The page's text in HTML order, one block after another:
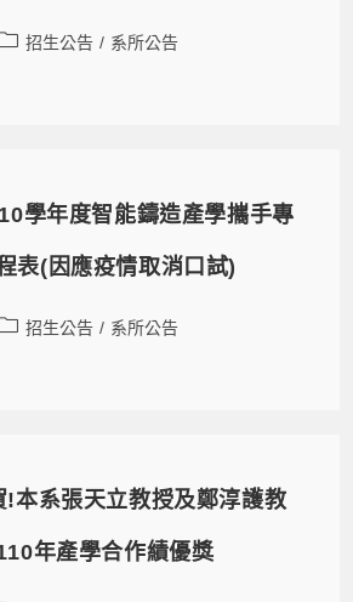
招生公告 / 系所公告
學年度智能鑄造產學攜手專
表(因應疫情取消口試)
招生公告 / 系所公告
本系張天立教授及鄭淳護教
年產學合作績優獎